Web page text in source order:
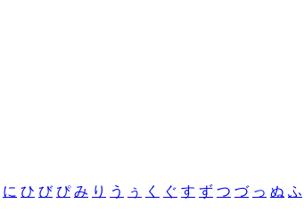
に ひ び ぴ み り う ぅ く ぐ す ず つ づ っ ぬ ふ